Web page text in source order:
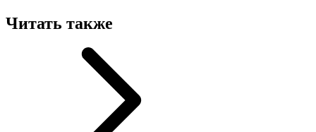
Читать также